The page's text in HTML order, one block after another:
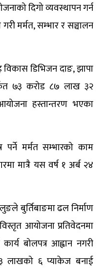
दिगो व्यवस्थापन गर्न
मर्मत, सम्भार र सञ्चालन
डिभिजन दाङ, झापा
७३ करोड ८७ लाख ३२
हस्तान्तरण भएका
पर्ने मर्मत सम्भारको काम
मात्रै यस वर्ष १ अर्ब २४
बुर्तिबाङमा ढल निर्माण
आयोजना प्रतिवेदनमा
बोलपत्र आह्वान नगरी
लाखको ६ प्याकेज बनाई